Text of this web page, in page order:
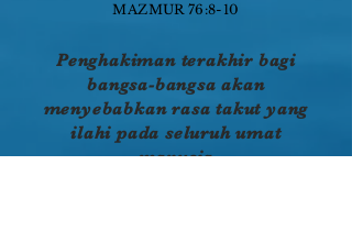
MAZMUR 76:8-10
Penghakiman terakhir bagi
bangsa-bangsa akan
menyebabkan rasa takut yang
ilahi pada seluruh umat
manusia